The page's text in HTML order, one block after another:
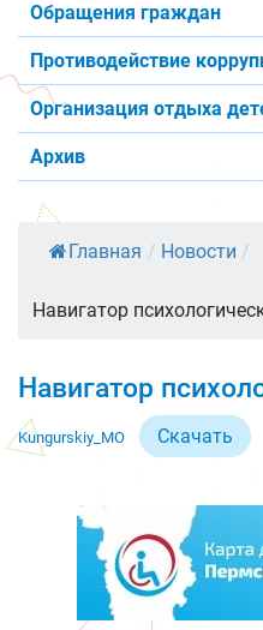
Обращения граждан
Противодействие
Организация отдыха
Архив
Главная / Новости /
Навигатор
Навигатор
Kungurskiy_MO Скачать